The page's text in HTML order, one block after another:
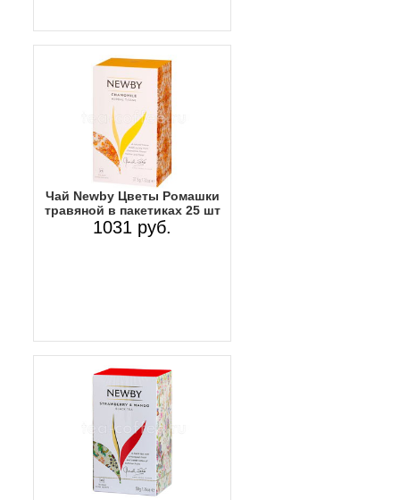
Чай Newby Цветы Ромашки
травяной в пакетиках 25 шт
1031 руб.